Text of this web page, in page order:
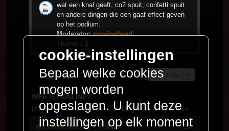
wat een knal geeft, co2 spuit, confetti spuit
en andere dingen die een gaaf effect geven
op het podium.
Moderator: movinghead
Themen: 1
Gehe zu
WER IST ONLINE?
Mitglieder in diesem Forum: 0 Mitglieder und 2 Gäste
LaserFreak.net Forum
cookie-instellingen
Bepaal welke cookies
mogen worden
opgeslagen. U kunt deze
instellingen op elk moment